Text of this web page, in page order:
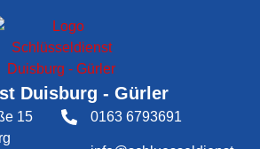
Duisburg - Gürler
15
0163 6793691